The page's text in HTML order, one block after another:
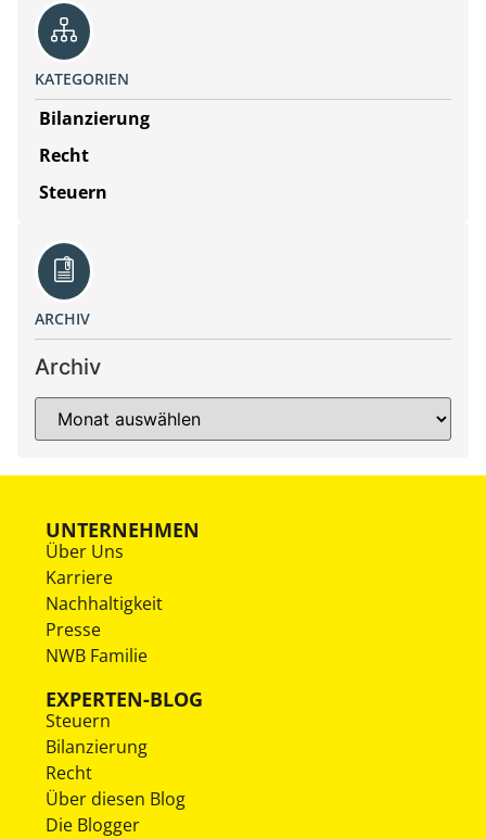
KATEGORIEN
Bilanzierung
Recht
Steuern
ARCHIV
Archiv
UNTERNEHMEN
Über Uns
Karriere
Nachhaltigkeit
Presse
NWB Familie
EXPERTEN-BLOG
Steuern
Bilanzierung
Recht
Über diesen Blog
Die Blogger